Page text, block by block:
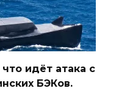
идёт атака с
БЭКов.